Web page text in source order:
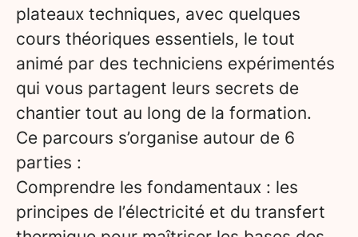
plateaux techniques, avec quelques
cours théoriques essentiels, le tout
animé par des techniciens expérimentés
qui vous partagent leurs secrets de
chantier tout au long de la formation.
Ce parcours s’organise autour de 6
parties :
Comprendre les fondamentaux : les
principes de l’électricité et du transfert